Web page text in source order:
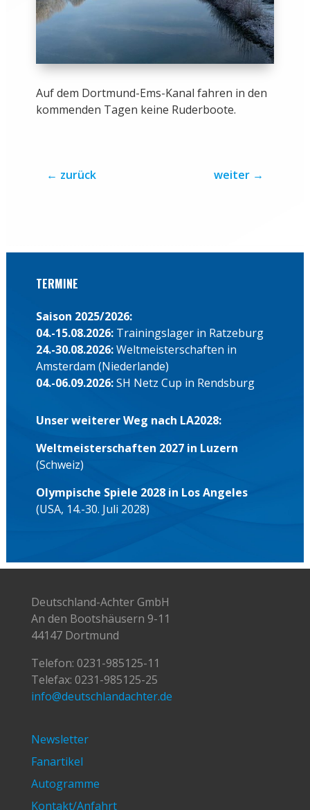
Auf dem Dortmund-Ems-Kanal fahren in den
kommenden Tagen keine Ruderboote.
← zurück weiter →
TERMINE
Saison 2025/2026:
04.-15.08.2026: Trainingslager in Ratzeburg
24.-30.08.2026:Weltmeisterschaften in
Amsterdam (Niederlande)
04.-06.09.2026:SH Netz Cup in Rendsburg
Unser weiterer Weg nach LA2028:
Weltmeisterschaften 2027 in Luzern
(Schweiz)
Olympische Spiele 2028 in Los Angeles
(USA, 14.-30. Juli 2028)
Deutschland-Achter GmbH
An den Bootshäusern 9-11
44147 Dortmund
Telefon: 0231-985125-11
Telefax: 0231-985125-25
info@deutschlandachter.de
Newsletter
Fanartikel
Autogramme
Kontakt/Anfahrt